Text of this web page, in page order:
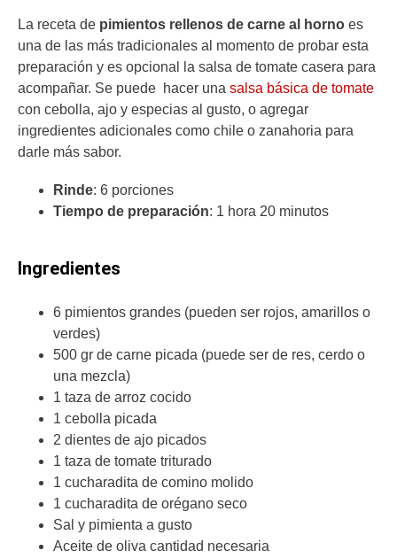
La receta de pimientos rellenos de carne al horno es
una de las más tradicionales al momento de probar esta
preparación y es opcional la salsa de tomate casera para
acompañar. Se puede hacer una salsa básica de tomate
con cebolla, ajo y especias al gusto, o agregar
ingredientes adicionales como chile o zanahoria para
darle más sabor.
Rinde: 6 porciones
Tiempo de preparación: 1 hora 20 minutos
Ingredientes
6 pimientos grandes (pueden ser rojos, amarillos o
verdes)
500 gr de carne picada (puede ser de res, cerdo o
una mezcla)
1 taza de arroz cocido
1 cebolla picada
2 dientes de ajo picados
1 taza de tomate triturado
1 cucharadita de comino molido
1 cucharadita de orégano seco
Sal y pimienta a gusto
Aceite de oliva cantidad necesaria